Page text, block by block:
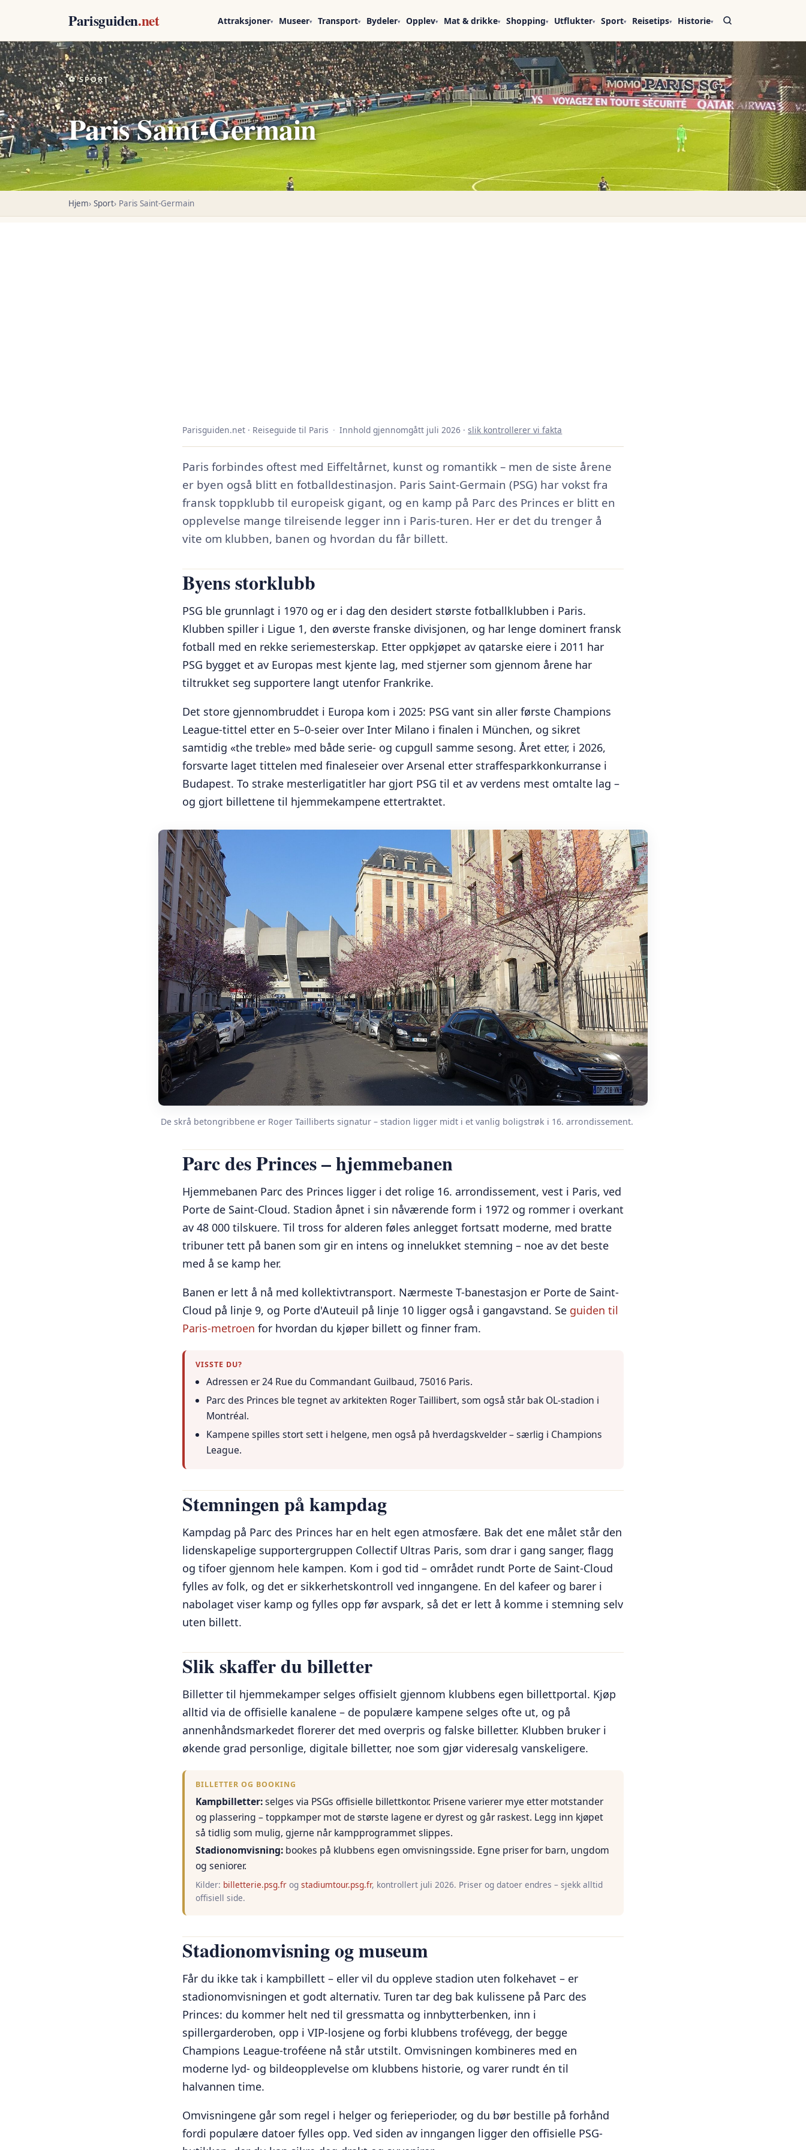
Parisguiden.net Attraksjoner▾ Museer▾ Transport▾ Bydeler▾ Opplev▾ Mat & drikke▾ Shopping▾ Utflukter▾ Sport▾ Reisetips▾ Historie▾
⚽ SPORT
Paris Saint-Germain
Hjem Sport Paris Saint-Germain
Parisguiden.net · Reiseguide til Paris · Innhold gjennomgått juli 2026 ·slik kontrollerer vi fakta
Paris forbindes oftest med Eiffeltårnet, kunst og romantikk – men de siste årene
er byen også blitt en fotballdestinasjon. Paris Saint-Germain (PSG) har vokst fra
fransk toppklubb til europeisk gigant, og en kamp på Parc des Princes er blitt en
opplevelse mange tilreisende legger inn i Paris-turen. Her er det du trenger å
vite om klubben, banen og hvordan du får billett.
Byens storklubb
PSG ble grunnlagt i 1970 og er i dag den desidert største fotballklubben i Paris.
Klubben spiller i Ligue 1, den øverste franske divisjonen, og har lenge dominert fransk
fotball med en rekke seriemesterskap. Etter oppkjøpet av qatarske eiere i 2011 har
PSG bygget et av Europas mest kjente lag, med stjerner som gjennom årene har
tiltrukket seg supportere langt utenfor Frankrike.
Det store gjennombruddet i Europa kom i 2025: PSG vant sin aller første Champions
League-tittel etter en 5–0-seier over Inter Milano i finalen i München, og sikret
samtidig «the treble» med både serie- og cupgull samme sesong. Året etter, i 2026,
forsvarte laget tittelen med finaleseier over Arsenal etter straffesparkkonkurranse i
Budapest. To strake mesterligatitler har gjort PSG til et av verdens mest omtalte lag –
og gjort billettene til hjemmekampene ettertraktet.
De skrå betongribbene er Roger Tailliberts signatur – stadion ligger midt i et vanlig boligstrøk i 16. arrondissement.
Parc des Princes – hjemmebanen
Hjemmebanen Parc des Princes ligger i det rolige 16. arrondissement, vest i Paris, ved
Porte de Saint-Cloud. Stadion åpnet i sin nåværende form i 1972 og rommer i overkant
av 48 000 tilskuere. Til tross for alderen føles anlegget fortsatt moderne, med bratte
tribuner tett på banen som gir en intens og innelukket stemning – noe av det beste
med å se kamp her.
Banen er lett å nå med kollektivtransport. Nærmeste T-banestasjon er Porte de Saint-
Cloud på linje 9, og Porte d'Auteuil på linje 10 ligger også i gangavstand. Se guiden til
Paris-metroen for hvordan du kjøper billett og finner fram.
VISSTE DU?
Adressen er 24 Rue du Commandant Guilbaud, 75016 Paris.
Parc des Princes ble tegnet av arkitekten Roger Taillibert, som også står bak OL-stadion i
Montréal.
Kampene spilles stort sett i helgene, men også på hverdagskvelder – særlig i Champions
League.
Stemningen på kampdag
Kampdag på Parc des Princes har en helt egen atmosfære. Bak det ene målet står den
lidenskapelige supportergruppen Collectif Ultras Paris, som drar i gang sanger, flagg
og tifoer gjennom hele kampen. Kom i god tid – området rundt Porte de Saint-Cloud
fylles av folk, og det er sikkerhetskontroll ved inngangene. En del kafeer og barer i
nabolaget viser kamp og fylles opp før avspark, så det er lett å komme i stemning selv
uten billett.
Slik skaffer du billetter
Billetter til hjemmekamper selges offisielt gjennom klubbens egen billettportal. Kjøp
alltid via de offisielle kanalene – de populære kampene selges ofte ut, og på
annenhåndsmarkedet florerer det med overpris og falske billetter. Klubben bruker i
økende grad personlige, digitale billetter, noe som gjør videresalg vanskeligere.
BILLETTER OG BOOKING
Kampbilletter:selges via PSGs offisielle billettkontor. Prisene varierer mye etter motstander
og plassering – toppkamper mot de største lagene er dyrest og går raskest. Legg inn kjøpet
så tidlig som mulig, gjerne når kampprogrammet slippes.
Stadionomvisning: bookes på klubbens egen omvisningsside. Egne priser for barn, ungdom
og seniorer.
Kilder: billetterie.psg.fr og stadiumtour.psg.fr, kontrollert juli 2026. Priser og datoer endres – sjekk alltid
offisiell side.
Stadionomvisning og museum
Får du ikke tak i kampbillett – eller vil du oppleve stadion uten folkehavet – er
stadionomvisningen et godt alternativ. Turen tar deg bak kulissene på Parc des
Princes: du kommer helt ned til gressmatta og innbytterbenken, inn i
spillergarderoben, opp i VIP-losjene og forbi klubbens trofévegg, der begge
Champions League-troféene nå står utstilt. Omvisningen kombineres med en
moderne lyd- og bildeopplevelse om klubbens historie, og varer rundt én til
halvannen time.
Omvisningene går som regel i helger og ferieperioder, og du bør bestille på forhånd
fordi populære datoer fylles opp. Ved siden av inngangen ligger den offisielle PSG-